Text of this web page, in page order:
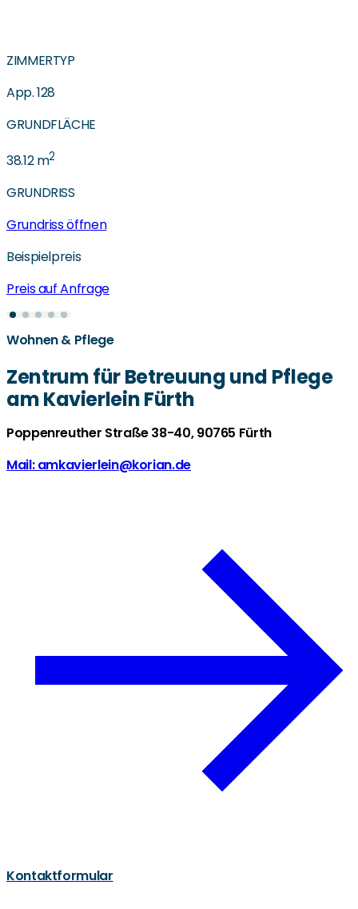
ZIMMERTYP
App. 128
GRUNDFLÄCHE
38.12m2
GRUNDRISS
Grundriss öffnen
Beispielpreis
Preis auf Anfrage
Wohnen & Pflege
Zentrum für Betreuung und Pflege
am Kavierlein Fürth
Poppenreuther Straße 38-40, 90765 Fürth
Mail: amkavierlein@korian.de
Kontaktformular